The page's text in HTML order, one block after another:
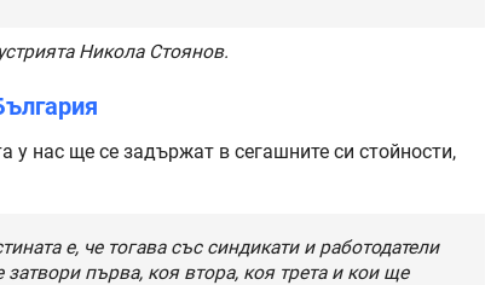
Никола Стоянов.
у нас ще се задържат в сегашните си стойности,
е, че тогава със синдикати и работодатели
първа, коя втора, коя трета и кои ще